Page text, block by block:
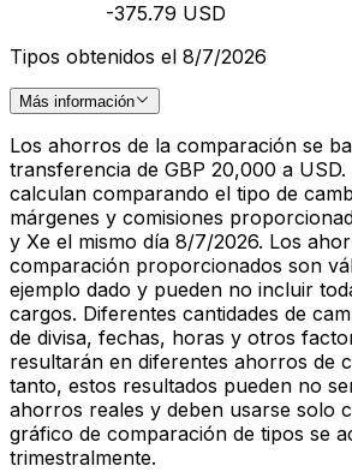
-375.79 USD
Tipos obtenidos el 8/7/2026
Más información
Los ahorros de la comparación se
transferencia de GBP 20,000 a
calculan comparando el tipo de
márgenes y comisiones
y Xe el mismo día 8/7/2026. Los
comparación proporcionados son
ejemplo dado y pueden no incluir
cargos. Diferentes cantidades de
de divisa, fechas, horas y otros
resultarán en diferentes ahorros de
tanto, estos resultados pueden no
ahorros reales y deben usarse solo
gráfico de comparación de tipos se
trimestralmente.